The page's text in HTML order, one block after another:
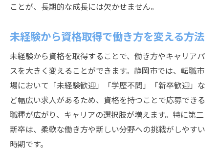
ことが、長期的な成長には欠かせません。
未経験から資格取得で働き方を変える方法
未経験から資格を取得することで、働き方やキャリアパ
スを大きく変えることができます。静岡市では、転職市
場において「未経験歓迎」「学歴不問」「新卒歓迎」な
ど幅広い求人があるため、資格を持つことで応募できる
職種が広がり、キャリアの選択肢が増えます。特に第二
新卒は、柔軟な働き方や新しい分野への挑戦がしやすい
時期です。